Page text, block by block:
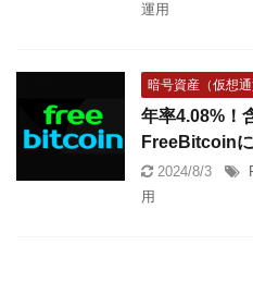
運用
暗号資産（仮想通
年率4.08%！
FreeBitcoin
2024/8/3
用